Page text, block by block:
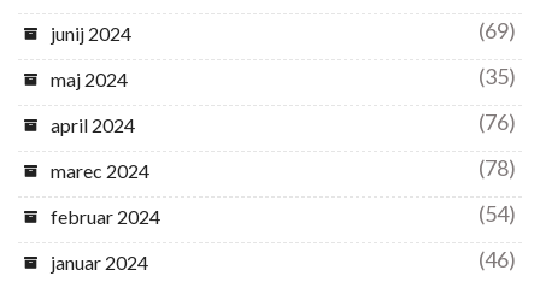
junij 2024 (69)
maj 2024 (35)
april 2024 (76)
marec 2024 (78)
februar 2024 (54)
januar 2024 (46)